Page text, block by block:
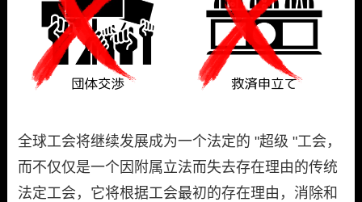
全球工会将继续发展成为一个法定的 "超级 "工会，
而不仅仅是一个因附属立法而失去存在理由的传统
法定工会，它将根据工会最初的存在理由，消除和